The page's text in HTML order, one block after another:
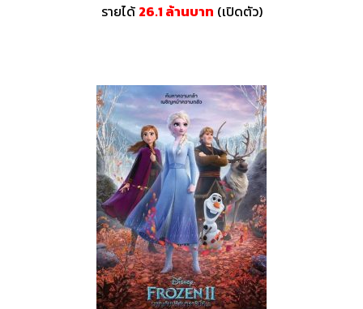
รายได้ 26.1 ล้านบาท (เปิดตัว)